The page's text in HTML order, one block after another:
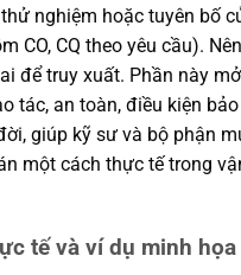
nghiệm hoặc tuyên bố
CO, CQ theo yêu cầu).
để truy xuất. Phần này
tác, an toàn, điều kiện
giúp kỹ sư và bộ phận
một cách thực tế trong
tế và ví dụ minh họa